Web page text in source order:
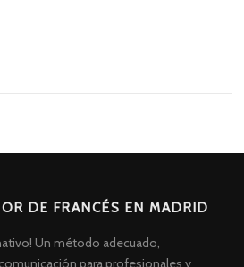
DE FRANCÉS EN MADRID
Un método adecuado,
para profesionales y